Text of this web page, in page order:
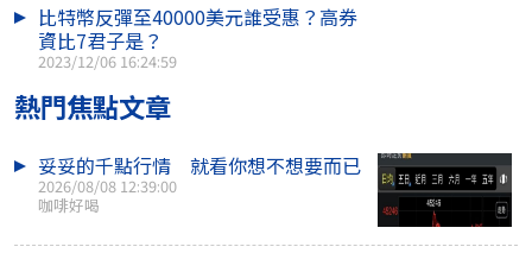
比特幣反彈至40000美元誰受惠？高券
資比7君子是？
2023/12/06 16:24:59
熱門焦點文章
妥妥的千點行情 就看你想不想要而已
2026/08/08 12:39:00
咖啡好喝